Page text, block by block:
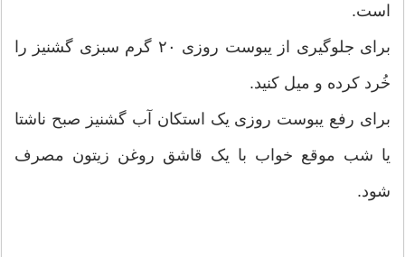
است.
برای جلوگیری از یبوست روزی ۲۰ گرم سبزی گشنیز را
خُرد کرده و میل کنید.
برای رفع یبوست روزی یک استکان آب گشنیز صبح ناشتا
یا شب موقع خواب با یک قاشق روغن زیتون مصرف
شود.